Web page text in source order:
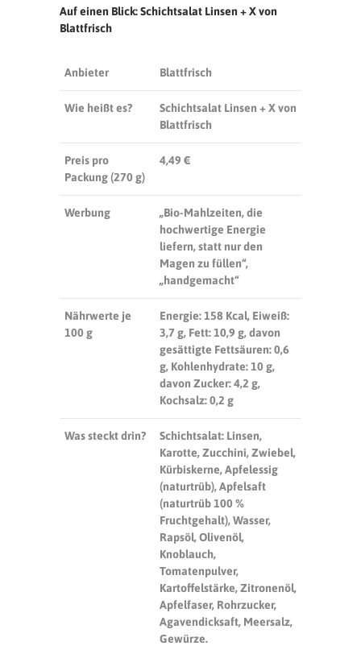
Auf einen Blick: Schichtsalat Linsen + X von
Blattfrisch
Anbieter Blattfrisch
Wie heißt es?
Schichtsalat Linsen + X von
Blattfrisch
Preis pro
Packung (270 g)
4,49 €
Werbung
„Bio-Mahlzeiten, die
hochwertige Energie
liefern, statt nur den
Magen zu füllen“,
„handgemacht“
Nährwerte je
100 g
Energie: 158 Kcal, Eiweiß:
3,7 g, Fett: 10,9 g, davon
gesättigte Fettsäuren: 0,6
g, Kohlenhydrate: 10 g,
davon Zucker: 4,2 g,
Kochsalz: 0,2 g
Was steckt drin?
Schichtsalat: Linsen,
Karotte, Zucchini, Zwiebel,
Kürbiskerne, Apfelessig
(naturtrüb), Apfelsaft
(naturtrüb 100 %
Fruchtgehalt), Wasser,
Rapsöl, Olivenöl,
Knoblauch,
Tomatenpulver,
Kartoffelstärke, Zitronenöl,
Apfelfaser, Rohrzucker,
Agavendicksaft, Meersalz,
Gewürze.